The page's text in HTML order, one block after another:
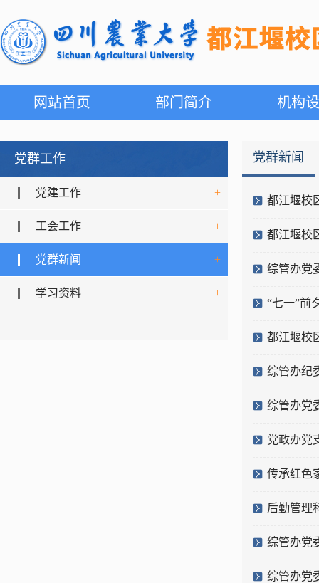
网站首页 部门简介 机构
党群工作
党建工作 +
工会工作 +
党群新闻 +
学习资料 +
党群新闻
都江堰校
都江堰校
综管办党
“七一”前
都江堰校
综管办纪
综管办党
党政办党
传承红色
后勤管理
综管办党
综管办党